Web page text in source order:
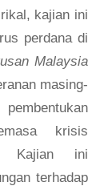
kajian ini
perdana di
Malaysia
masing-
krisis
Kajian ini
terhadap